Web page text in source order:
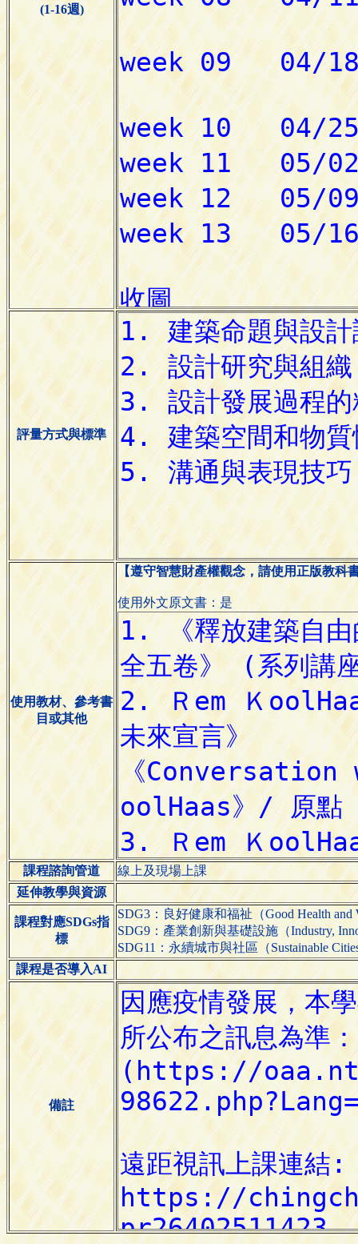
(1-16週)
評量方式與標準
使用教材、參考書
目或其他
【遵守智慧財產權觀念，請使用正版教科
使用外文原文書：是
課程諮詢管道
線上及現場上課
延伸教學與資源
課程對應SDGs指
標
SDG3：良好健康和福祉（Good Health and
SDG9：產業創新與基礎設施（Industry,
SDG11：永續城市與社區（Sustainable
課程是否導入AI
備註